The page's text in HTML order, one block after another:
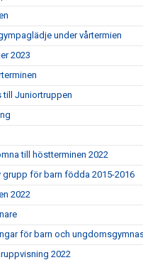
under vårtermien
2023
till Juniortruppen
till höstterminen 2022
grupp för barn födda 2015-2016
2022
för barn och
2022